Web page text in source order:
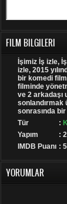
FILM BILGILERI
İşimiz İş izle,
izle, 2015
bir komedi
filminde
ve 2 arkadaşı
sonlandırmak
sonrasında
Tür
:
Yapım
:
IMDB Puanı :
YORUMLAR